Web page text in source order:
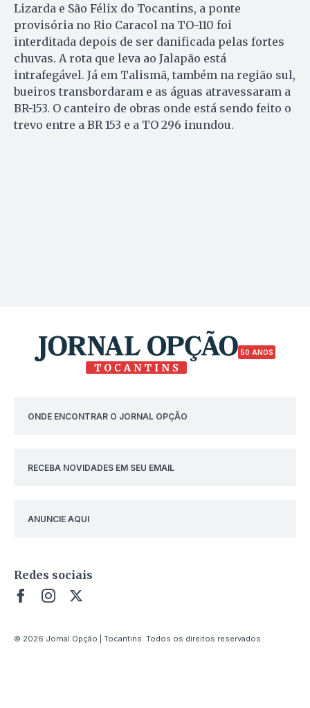
Lizarda e São Félix do Tocantins, a ponte
provisória no Rio Caracol na TO-110 foi
interditada depois de ser danificada pelas fortes
chuvas. A rota que leva ao Jalapão está
intrafegável. Já em Talismã, também na região sul,
bueiros transbordaram e as águas atravessaram a
BR-153. O canteiro de obras onde está sendo feito o
trevo entre a BR 153 e a TO 296 inundou.
50 ANOS
ONDE ENCONTRAR O JORNAL OPÇÃO
RECEBA NOVIDADES EM SEU EMAIL
ANUNCIE AQUI
Redes sociais
© 2026 Jornal Opção | Tocantins. Todos os direitos reservados.